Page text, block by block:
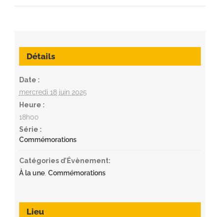
Détails
Date :
mercredi 18 juin 2025
Heure :
18h00
Série :
Commémorations
Catégories d’Évènement:
À la une, Commémorations
Lieu